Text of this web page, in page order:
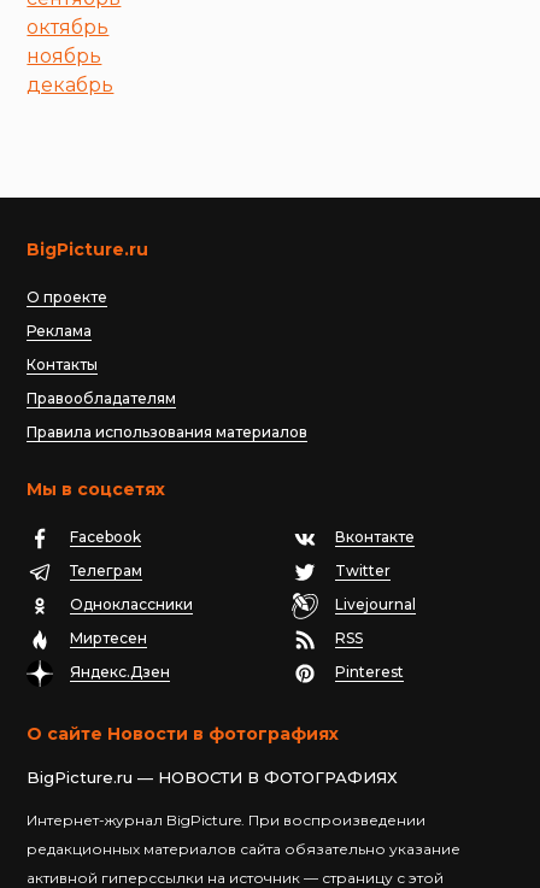
октябрь
ноябрь
декабрь
BigPicture.ru
О проекте
Реклама
Контакты
Правообладателям
Правила использования материалов
Мы в соцсетях
Facebook
Вконтакте
Телеграм
Twitter
Одноклассники
Livejournal
Миртесен
RSS
Яндекс.Дзен
Pinterest
О сайте Новости в фотографиях
BigPicture.ru — НОВОСТИ В ФОТОГРАФИЯХ
Интернет-журнал BigPicture. При воспроизведении
редакционных материалов сайта обязательно указание
активной гиперссылки на источник — страницу с этой